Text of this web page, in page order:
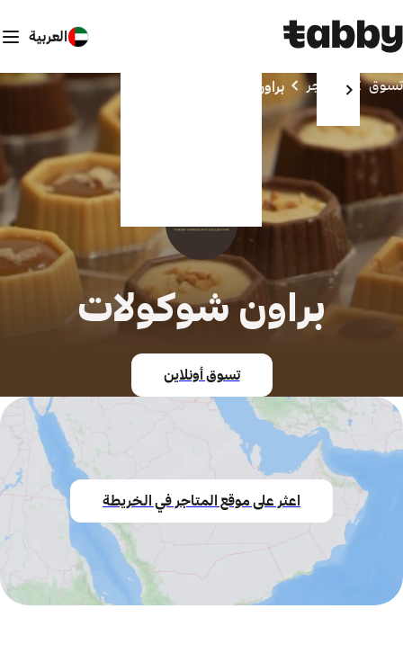
العربية
تسوق المتاجر براون شوكولات
براون شوكولات
تسوق أونلاين
اعثر على موقع المتاجر في الخريطة